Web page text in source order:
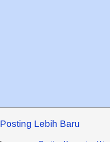
Posting Lebih Baru